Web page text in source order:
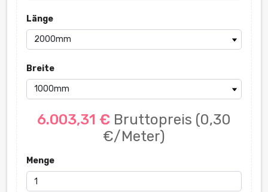
Länge
Breite
6.003,31 € Bruttopreis (0,30
€/Meter)
Menge